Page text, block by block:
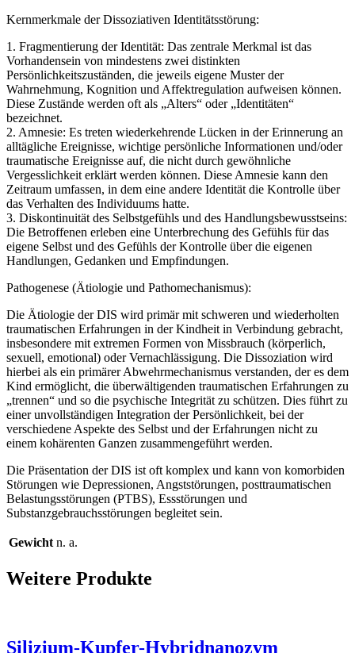
Kernmerkmale der Dissoziativen Identitätsstörung:
1. Fragmentierung der Identität: Das zentrale Merkmal ist das
Vorhandensein von mindestens zwei distinkten
Persönlichkeitszuständen, die jeweils eigene Muster der
Wahrnehmung, Kognition und Affektregulation aufweisen können.
Diese Zustände werden oft als „Alters“ oder „Identitäten“
bezeichnet.
2. Amnesie: Es treten wiederkehrende Lücken in der Erinnerung an
alltägliche Ereignisse, wichtige persönliche Informationen und/oder
traumatische Ereignisse auf, die nicht durch gewöhnliche
Vergesslichkeit erklärt werden können. Diese Amnesie kann den
Zeitraum umfassen, in dem eine andere Identität die Kontrolle über
das Verhalten des Individuums hatte.
3. Diskontinuität des Selbstgefühls und des Handlungsbewusstseins:
Die Betroffenen erleben eine Unterbrechung des Gefühls für das
eigene Selbst und des Gefühls der Kontrolle über die eigenen
Handlungen, Gedanken und Empfindungen.
Pathogenese (Ätiologie und Pathomechanismus):
Die Ätiologie der DIS wird primär mit schweren und wiederholten
traumatischen Erfahrungen in der Kindheit in Verbindung gebracht,
insbesondere mit extremen Formen von Missbrauch (körperlich,
sexuell, emotional) oder Vernachlässigung. Die Dissoziation wird
hierbei als ein primärer Abwehrmechanismus verstanden, der es dem
Kind ermöglicht, die überwältigenden traumatischen Erfahrungen zu
„trennen“ und so die psychische Integrität zu schützen. Dies führt zu
einer unvollständigen Integration der Persönlichkeit, bei der
verschiedene Aspekte des Selbst und der Erfahrungen nicht zu
einem kohärenten Ganzen zusammengeführt werden.
Die Präsentation der DIS ist oft komplex und kann von komorbiden
Störungen wie Depressionen, Angststörungen, posttraumatischen
Belastungsstörungen (PTBS), Essstörungen und
Substanzgebrauchsstörungen begleitet sein.
Gewicht n. a.
Weitere Produkte
Silizium-Kupfer-Hybridnanozym